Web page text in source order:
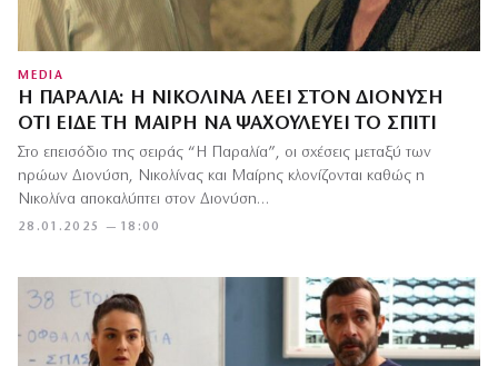
MEDIA
Η ΠΑΡΑΛΊΑ: Η ΝΙΚΟΛΊΝΑ ΛΈΕΙ ΣΤΟΝ ΔΙΟΝΎΣΗ
ΌΤΙ ΕΊΔΕ ΤΗ ΜΑΊΡΗ ΝΑ ΨΑΧΟΥΛΕΎΕΙ ΤΟ ΣΠΊΤΙ
28.01.2025 — 18:00
Στο επεισόδιο της σειράς “Η Παραλία”, οι σχέσεις μεταξύ των
ηρώων Διονύση, Νικολίνας και Μαίρης κλονίζονται καθώς η
Νικολίνα αποκαλύπτει στον Διονύση…